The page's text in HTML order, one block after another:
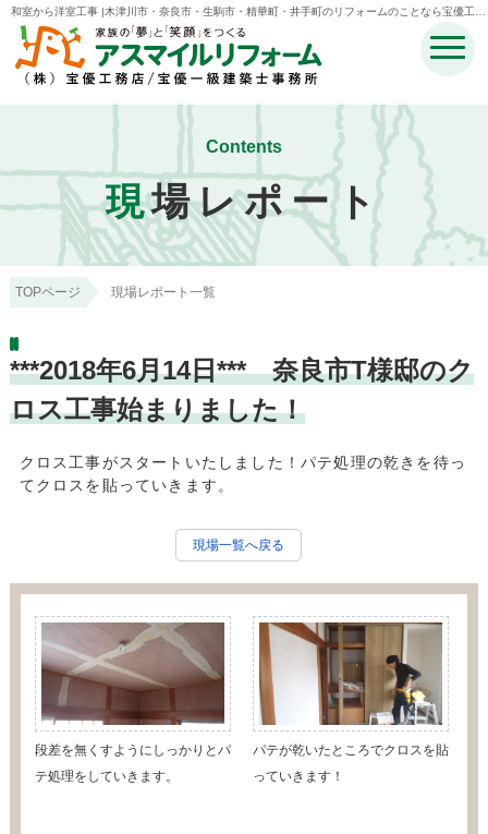
和室から洋室工事 |木津川市・奈良市・生駒市・精華町・井手町のリフォームのことなら宝優工務
店アスマイルリフォーム
Contents
現場レポート
TOPページ 現場レポート一覧
***2018年6月14日*** 奈良市T様邸のク
ロス工事始まりました！
クロス工事がスタートいたしました！パテ処理の乾きを待っ
てクロスを貼っていきます。
現場一覧へ戻る
段差を無くすようにしっかりとパ
テ処理をしていきます。
パテが乾いたところでクロスを貼
っていきます！